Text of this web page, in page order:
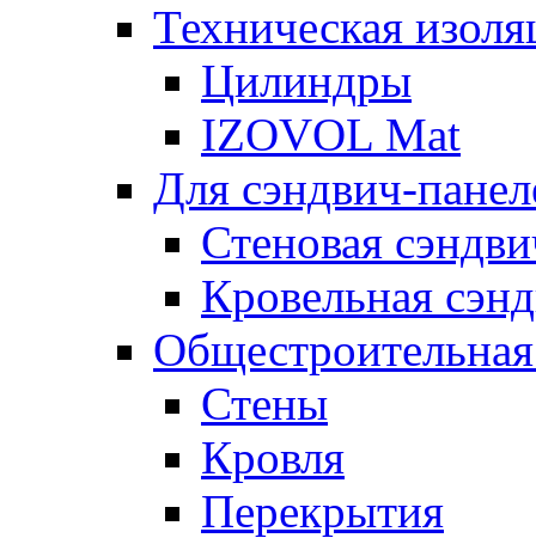
Техническая
Цилиндры
IZOVOL Mat
Для сэндвич-
Стеновая
Кровельная
Стены
Кровля
Перекрытия